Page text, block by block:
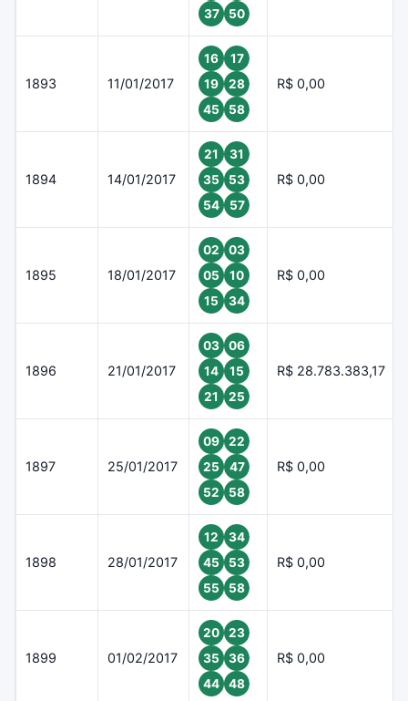
37
50
1893 11/01/2017
16
17
19
28
45
58
R$ 0,00
1894 14/01/2017
21
31
35
53
54
57
R$ 0,00
1895 18/01/2017
02
03
05
10
15
34
R$ 0,00
1896 21/01/2017
03
06
14
15
21
25
R$ 28.783.383,17
1897 25/01/2017
09
22
25
47
52
58
R$ 0,00
1898 28/01/2017
12
34
45
53
55
58
R$ 0,00
1899 01/02/2017
20
23
35
36
44
48
R$ 0,00